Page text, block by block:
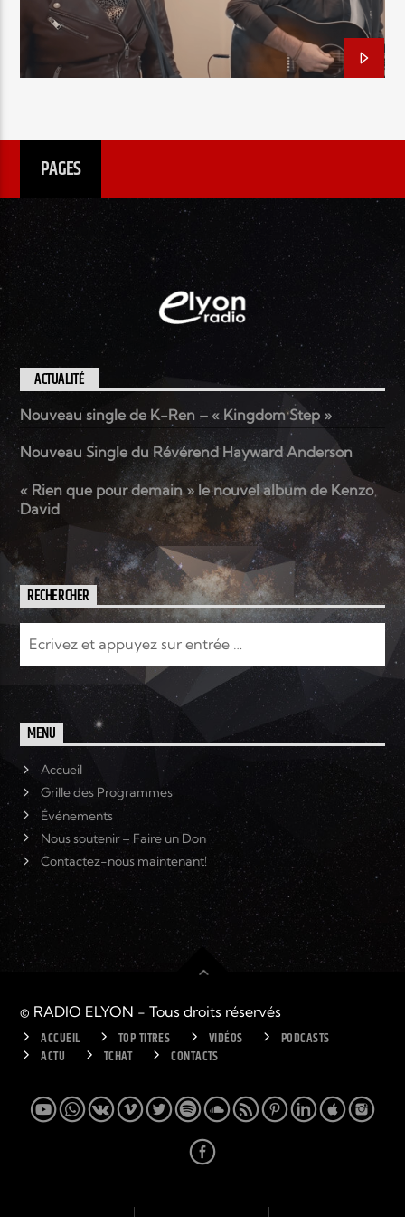
TITRE
Radio Elyon
Elyon Rhema
Elyon Live
Elyon Kids
PAGES
ACTUALITÉ
Nouveau single de K-Ren – « Kingdom Step »
Nouveau Single du Révérend Hayward Anderson
« Rien que pour demain » le nouvel album de Kenzo
David
RECHERCHER
MENU
Accueil
Grille des Programmes
Événements
Nous soutenir – Faire un Don
Contactez-nous maintenant!
© RADIO ELYON - Tous droits réservés
ACCUEIL TOP TITRES VIDÉOS
PODCASTS
ACTU
TCHAT CONTACTS